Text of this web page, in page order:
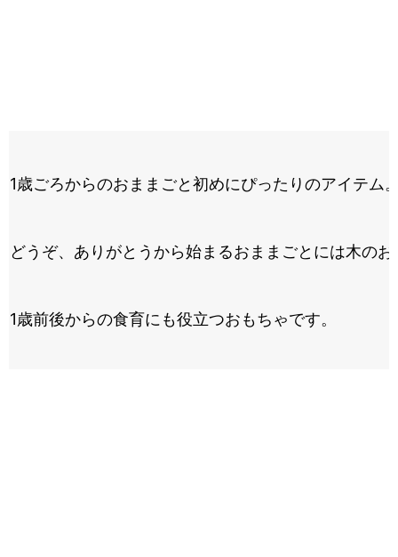
1歳ごろからのおままごと初めにぴったりのアイテム
どうぞ、ありがとうから始まるおままごとには木の
1歳前後からの食育にも役立つおもちゃです。